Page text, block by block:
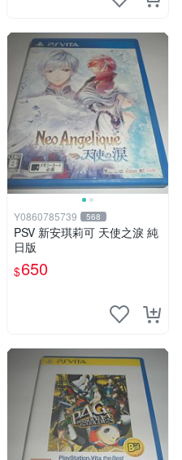
Y0860785739 568
PSV 新安琪莉可 天使之淚 純
日版
$650